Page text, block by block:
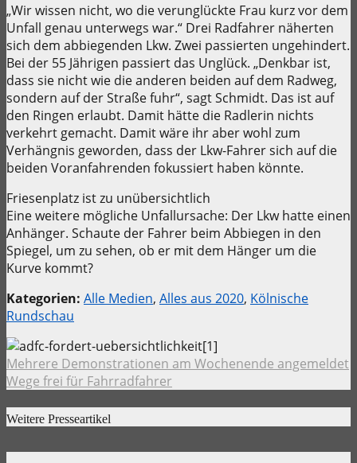
„Wir wissen nicht, wo die verunglückte Frau kurz vor dem
Unfall genau unterwegs war.“ Drei Radfahrer näherten
sich dem abbiegenden Lkw. Zwei passierten ungehindert.
Bei der 55 Jährigen passiert das Unglück. „Denkbar ist,
dass sie nicht wie die anderen beiden auf dem Radweg,
sondern auf der Straße fuhr“, sagt Schmidt. Das ist auf
den Ringen erlaubt. Damit hätte die Radlerin nichts
verkehrt gemacht. Damit wäre ihr aber wohl zum
Verhängnis geworden, dass der Lkw-Fahrer sich auf die
beiden Voranfahrenden fokussiert haben könnte.
Friesenplatz ist zu unübersichtlich
Eine weitere mögliche Unfallursache: Der Lkw hatte einen
Anhänger. Schaute der Fahrer beim Abbiegen in den
Spiegel, um zu sehen, ob er mit dem Hänger um die
Kurve kommt?
Kategorien: Alle Medien, Alles aus 2020, Kölnische
Rundschau
Mehrere Demonstrationen am Wochenende angemeldet
Wege frei für Fahrradfahrer
Weitere Presseartikel